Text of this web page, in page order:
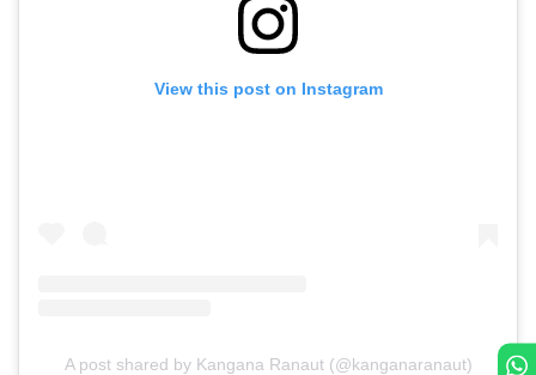
View this post on Instagram
A post shared by Kangana Ranaut (@kanganaranaut)